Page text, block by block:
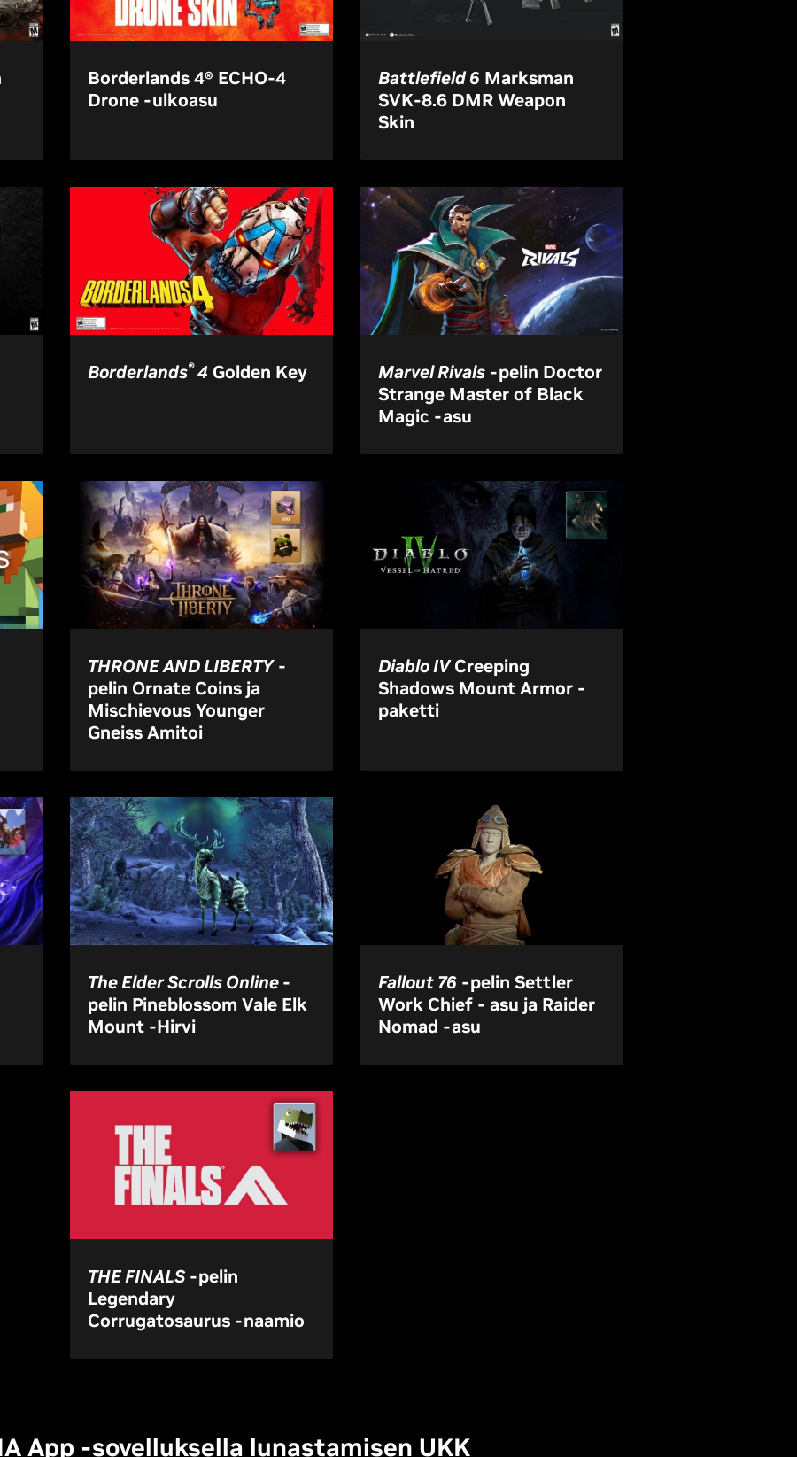
Borderlands 4® ECHO-4
Drone -ulkoasu
Battlefield 6Marksman
SVK-8.6 DMR Weapon
Skin
Borderlands®4 Golden Key Marvel Rivals-pelin Doctor
Strange Master of Black
Magic -asu
THRONE AND LIBERTY-
pelin Ornate Coins ja
Mischievous Younger
Gneiss Amitoi
Diablo IVCreeping
Shadows Mount Armor -
paketti
The Elder Scrolls Online-
pelin Pineblossom Vale Elk
Mount -Hirvi
Fallout 76-pelin Settler
Work Chief - asu ja Raider
Nomad -asu
THE FINALS-pelin
Legendary
Corrugatosaurus -naamio
App -sovelluksella lunastamisen UKK